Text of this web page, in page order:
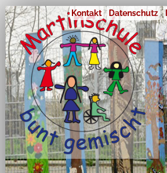
Kontakt Datenschutz